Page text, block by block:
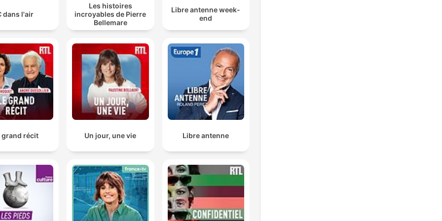
dans l'air
Les histoires
incroyables de Pierre
Bellemare
Libre antenne week-
end
grand récit Un jour, une vie Libre antenne